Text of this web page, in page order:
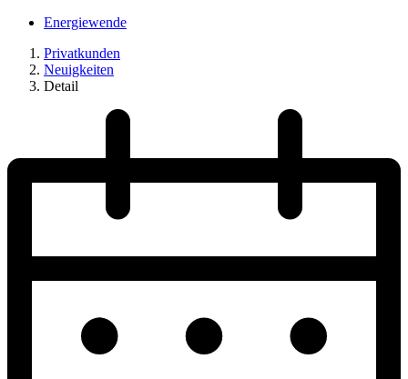
Energiewende
Privatkunden
Neuigkeiten
Detail